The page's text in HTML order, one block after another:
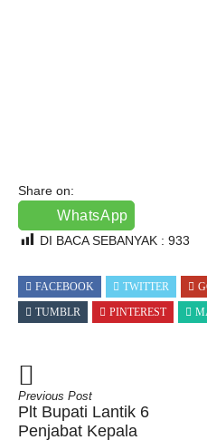
Share on:
WhatsApp
DI BACA SEBANYAK : 933
FACEBOOK TWITTER
TUMBLR
PINTEREST
Previous Post
Plt Bupati Lantik 6
Penjabat Kepala